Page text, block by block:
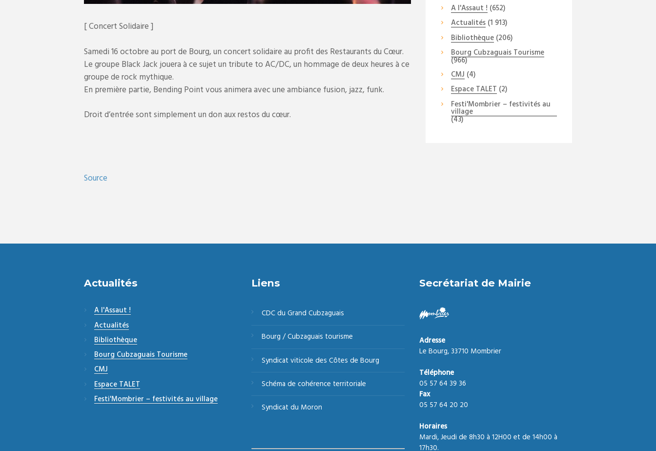
[ Concert Solidaire ]
Samedi 16 octobre au port de Bourg, un concert solidaire au profit des Restaurants du Cœur.
Le groupe Black Jack jouera à ce sujet un tribute to AC/DC, un hommage de deux heures à ce
groupe de rock mythique.
En première partie, Bending Point vous animera avec une ambiance fusion, jazz, funk.
Droit d’entrée sont simplement un don aux restos du cœur.
Source
A l'Assaut ! (652)
Actualités(1 913)
Bibliothèque(206)
Bourg Cubzaguais Tourisme
(966)
CMJ (4)
Espace TALET (2)
Festi'Mombrier – festivités au
village
(43)
Actualités
A l'Assaut !
Actualités
Bibliothèque
Bourg Cubzaguais Tourisme
CMJ
Espace TALET
Festi'Mombrier – festivités au village
Liens
CDC du Grand Cubzaguais
Bourg / Cubzaguais tourisme
Syndicat viticole des Côtes de Bourg
Schéma de cohérence territoriale
Syndicat du Moron
Secrétariat de Mairie
Adresse
Le Bourg, 33710 Mombrier
Téléphone
05 57 64 39 36
Fax
05 57 64 20 20
Horaires
Mardi, Jeudi de 8h30 à 12H00 et de 14h00 à
17h30.